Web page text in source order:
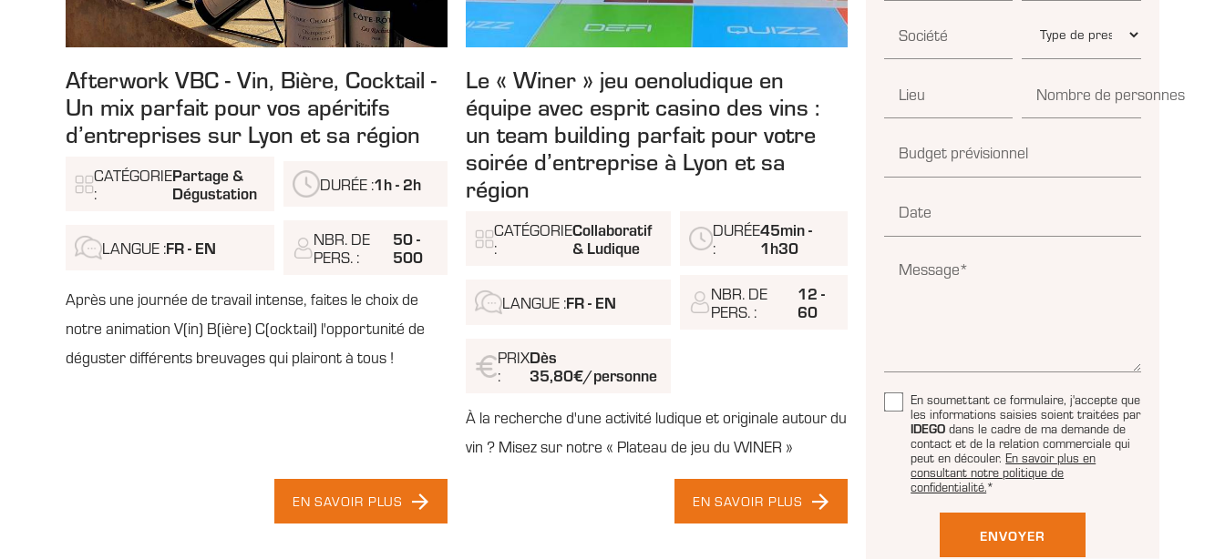
Afterwork VBC - Vin, Bière, Cocktail -
Un mix parfait pour vos apéritifs
d’entreprises sur Lyon et sa région
CATÉGORIE
:
Partage &
Dégustation
DURÉE :1h - 2h
LANGUE :FR - EN
NBR. DE
PERS. :
50 -
500
Après une journée de travail intense, faites le choix de
notre animation V(in) B(ière) C(ocktail) l'opportunité de
déguster différents breuvages qui plairont à tous !
EN SAVOIR PLUS
Le « Winer » jeu oenoludique en
équipe avec esprit casino des vins :
un team building parfait pour votre
soirée d’entreprise à Lyon et sa
région
CATÉGORIE
:
Collaboratif
& Ludique
DURÉE
:
45min -
1h30
LANGUE :FR - EN
NBR. DE
PERS. :
12 -
60
PRIX
:
Dès
35,80€/personne
À la recherche d'une activité ludique et originale autour du
vin ? Misez sur notre « Plateau de jeu du WINER »
EN SAVOIR PLUS
Société
Lieu Nombre de personnes
Budget prévisionnel
Date
Message*
En soumettant ce formulaire, j'accepte que
les informations saisies soient traitées par
IDEGO dans le cadre de ma demande de
contact et de la relation commerciale qui
peut en découler.En savoir plus en
consultant notre politique de
confidentialité.*